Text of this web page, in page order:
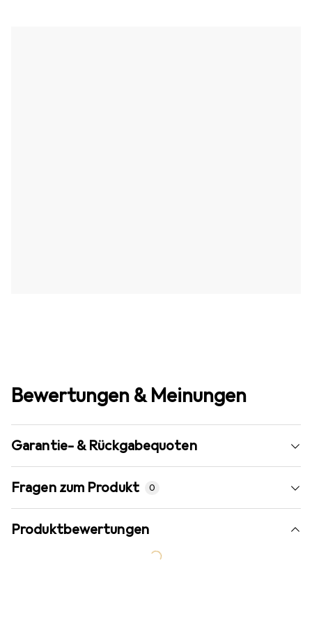
Bewertungen & Meinungen
Garantie- & Rückgabequoten
Fragen zum Produkt 0
Produktbewertungen